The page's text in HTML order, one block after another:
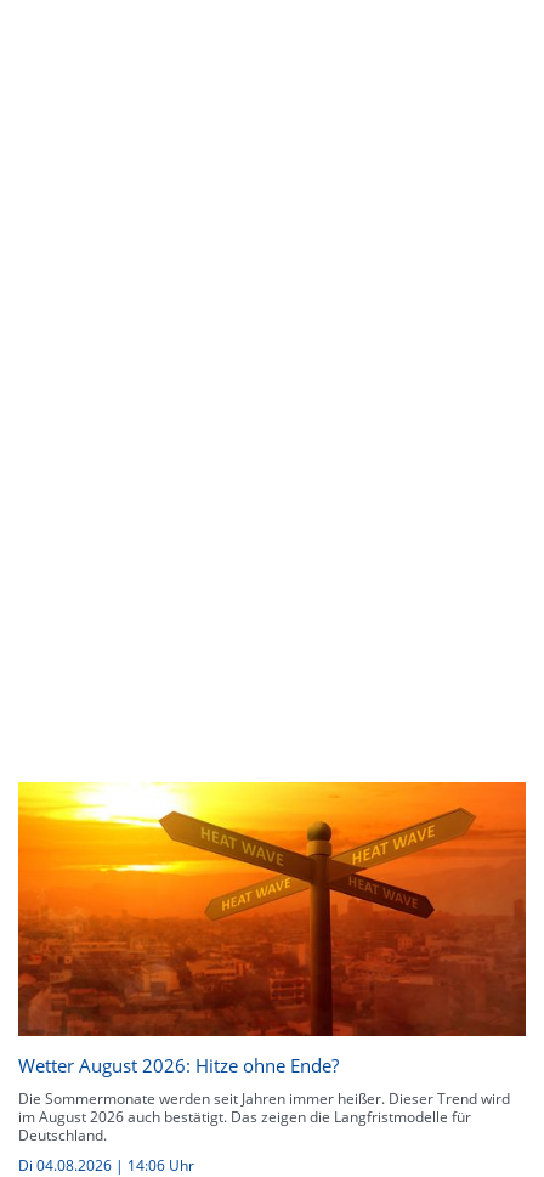
Wetter August 2026: Hitze ohne Ende?
Die Sommermonate werden seit Jahren immer heißer. Dieser Trend wird
im August 2026 auch bestätigt. Das zeigen die Langfristmodelle für
Deutschland.
Di 04.08.2026 | 14:06 Uhr